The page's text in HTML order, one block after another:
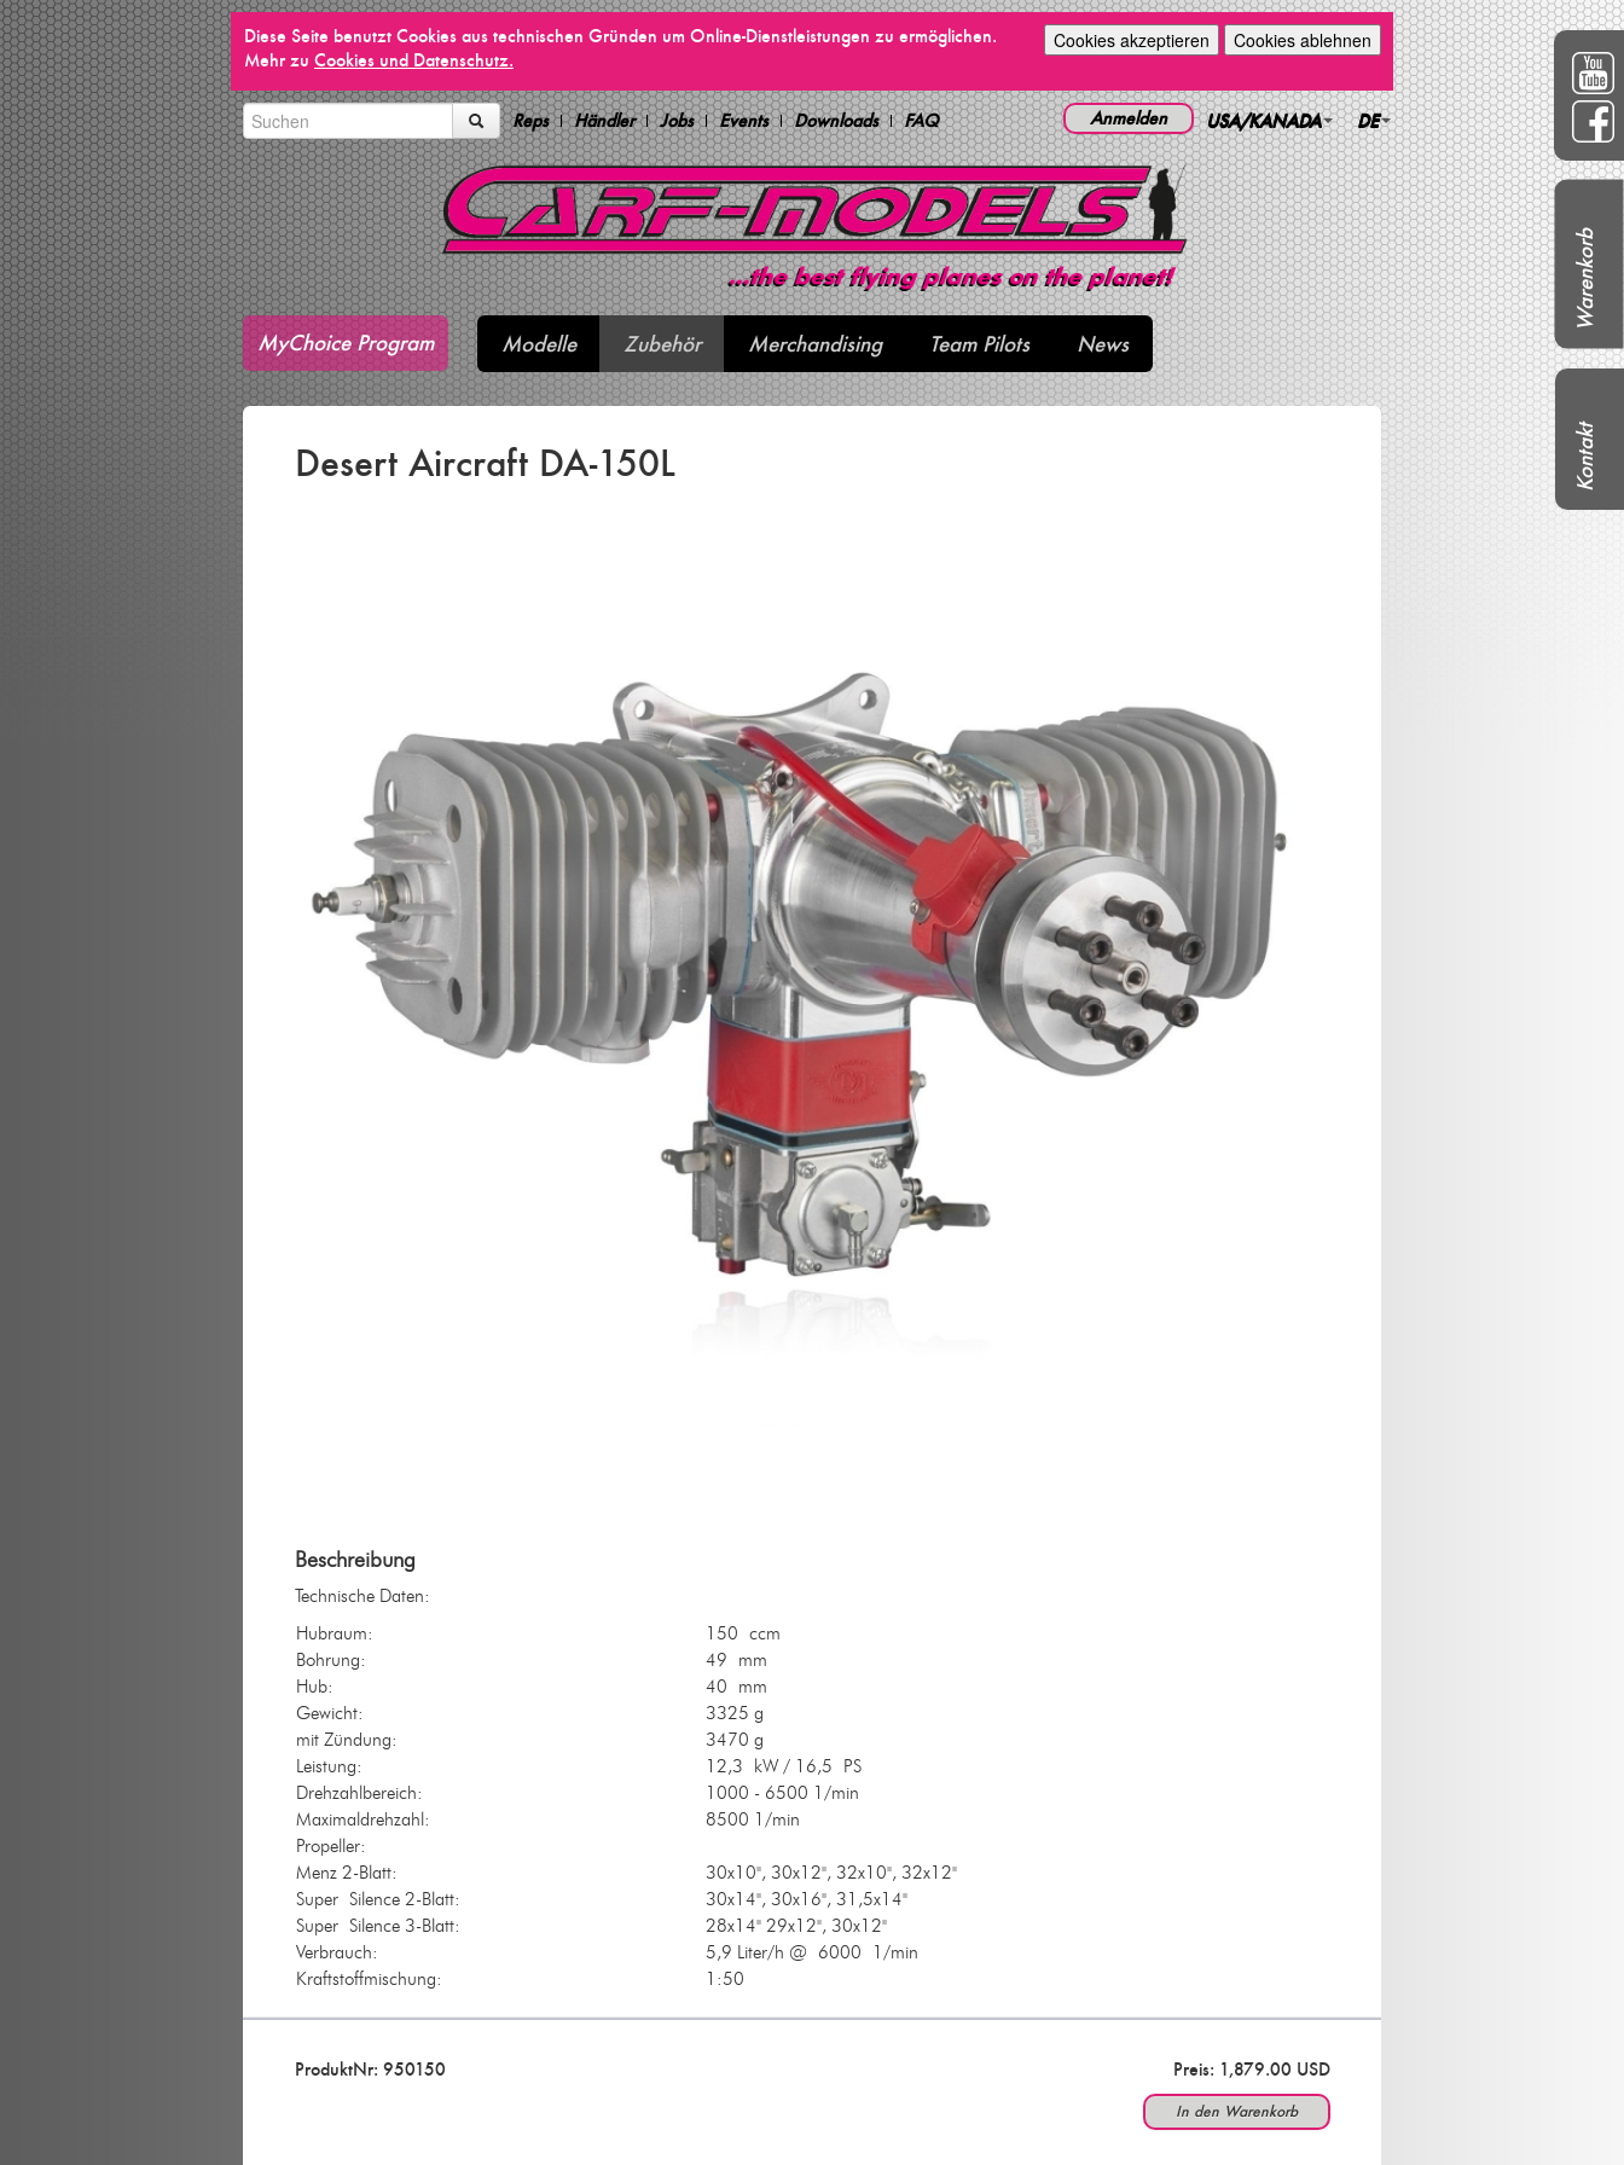
Cookies akzeptieren Cookies ablehnen
Diese Seite benutzt Cookies aus technischen Gründen um Online-Dienstleistungen zu ermöglichen.
Mehr zu Cookies und Datenschutz.
Reps Händler Jobs Events Downloads FAQ DE
USA/KANADA
Anmelden
MyChoice Program Modelle Zubehör Merchandising Team Pilots News
Desert Aircraft DA-150L
Beschreibung
Technische Daten:
Hubraum:
150 ccm
Bohrung:
49 mm
Hub:
40 mm
Gewicht:
3325 g
mit Zündung:
3470 g
Leistung:
12,3 kW / 16,5 PS
Drehzahlbereich:
1000 - 6500 1/min
Maximaldrehzahl:
8500 1/min
Propeller:
Menz 2-Blatt:
30x10", 30x12", 32x10", 32x12"
Super Silence 2-Blatt:
30x14", 30x16", 31,5x14"
Super Silence 3-Blatt:
28x14" 29x12", 30x12"
Verbrauch:
5,9 Liter/h @ 6000 1/min
Kraftstoffmischung:
1:50
ProduktNr: 950150 Preis: 1,879.00 USD
In den Warenkorb
Warenkorb
Kontakt